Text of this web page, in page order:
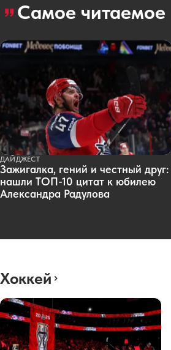
Самое читаемое
ДАЙДЖЕСТ
Зажигалка, гений и честный друг:
нашли ТОП-10 цитат к юбилею
Александра Радулова
Хоккей